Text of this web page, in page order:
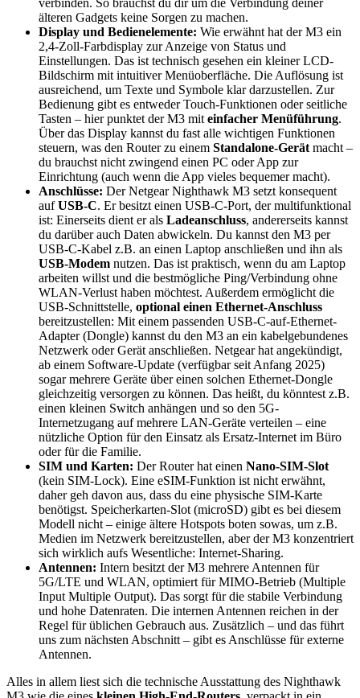
verbinden. So brauchst du dir um die Verbindung deiner
älteren Gadgets keine Sorgen zu machen.
Display und Bedienelemente: Wie erwähnt hat der M3 ein
2,4-Zoll-Farbdisplay zur Anzeige von Status und
Einstellungen. Das ist technisch gesehen ein kleiner LCD-
Bildschirm mit intuitiver Menüoberfläche. Die Auflösung ist
ausreichend, um Texte und Symbole klar darzustellen. Zur
Bedienung gibt es entweder Touch-Funktionen oder seitliche
Tasten – hier punktet der M3 mit einfacher Menüführung.
Über das Display kannst du fast alle wichtigen Funktionen
steuern, was den Router zu einem Standalone-Gerät macht –
du brauchst nicht zwingend einen PC oder App zur
Einrichtung (auch wenn die App vieles bequemer macht).
Anschlüsse: Der Netgear Nighthawk M3 setzt konsequent
aufUSB-C. Er besitzt einen USB-C-Port, der multifunktional
ist: Einerseits dient er als Ladeanschluss, andererseits kannst
du darüber auch Daten abwickeln. Du kannst den M3 per
USB-C-Kabel z.B. an einen Laptop anschließen und ihn als
USB-Modem nutzen. Das ist praktisch, wenn du am Laptop
arbeiten willst und die bestmögliche Ping/Verbindung ohne
WLAN-Verlust haben möchtest. Außerdem ermöglicht die
USB-Schnittstelle, optional einen Ethernet-Anschluss
bereitzustellen: Mit einem passenden USB-C-auf-Ethernet-
Adapter (Dongle) kannst du den M3 an ein kabelgebundenes
Netzwerk oder Gerät anschließen. Netgear hat angekündigt,
ab einem Software-Update (verfügbar seit Anfang 2025)
sogar mehrere Geräte über einen solchen Ethernet-Dongle
gleichzeitig versorgen zu können. Das heißt, du könntest z.B.
einen kleinen Switch anhängen und so den 5G-
Internetzugang auf mehrere LAN-Geräte verteilen – eine
nützliche Option für den Einsatz als Ersatz-Internet im Büro
oder für die Familie.
SIM und Karten: Der Router hat einen Nano-SIM-Slot
(kein SIM-Lock). Eine eSIM-Funktion ist nicht erwähnt,
daher geh davon aus, dass du eine physische SIM-Karte
benötigst. Speicherkarten-Slot (microSD) gibt es bei diesem
Modell nicht – einige ältere Hotspots boten sowas, um z.B.
Medien im Netzwerk bereitzustellen, aber der M3 konzentriert
sich wirklich aufs Wesentliche: Internet-Sharing.
Antennen: Intern besitzt der M3 mehrere Antennen für
5G/LTE und WLAN, optimiert für MIMO-Betrieb (Multiple
Input Multiple Output). Das sorgt für die stabile Verbindung
und hohe Datenraten. Die internen Antennen reichen in der
Regel für üblichen Gebrauch aus. Zusätzlich – und das führt
uns zum nächsten Abschnitt – gibt es Anschlüsse für externe
Antennen.
Alles in allem liest sich die technische Ausstattung des Nighthawk